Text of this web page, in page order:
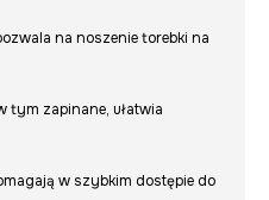
na noszenie torebki na
tym zapinane, ułatwia
w szybkim dostępie do